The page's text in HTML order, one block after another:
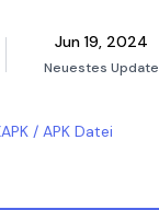
Jun 19, 2024
Neuestes Update
/ APK Datei